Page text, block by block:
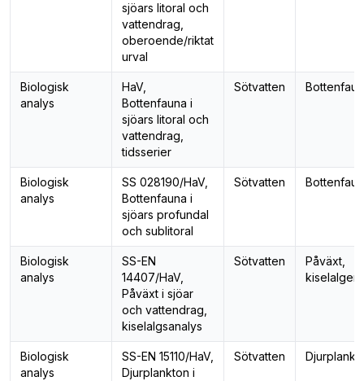
sjöars litoral och
vattendrag,
oberoende/riktat
urval
Biologisk
analys
HaV,
Bottenfauna i
sjöars litoral och
vattendrag,
tidsserier
Sötvatten
Biologisk
analys
SS 028190/HaV,
Bottenfauna i
sjöars profundal
och sublitoral
Sötvatten
Biologisk
analys
SS-EN
14407/HaV,
Påväxt i sjöar
och vattendrag,
kiselalgsanalys
Sötvatten
Påväxt,
kiselalger
Biologisk
analys
SS-EN 15110/HaV,
Djurplankton i
Sötvatten